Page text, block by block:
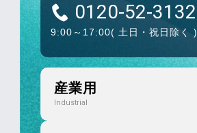
0120-52-3132
9:00～17:00( 土日・祝日除く )
産業用
Industrial